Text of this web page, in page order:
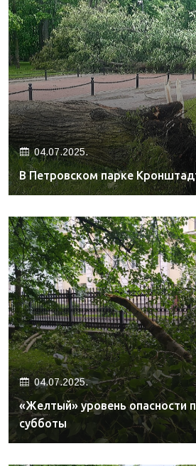
04.07.2025.
В Петровском парке
04.07.2025.
«Желтый» уровень опасности
субботы